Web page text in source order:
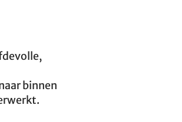
binnen